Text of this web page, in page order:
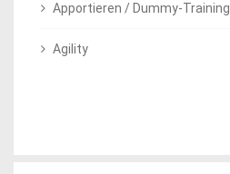
Apportieren / Dummy-Training
Agility